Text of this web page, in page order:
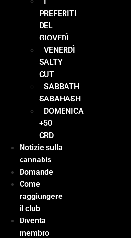
PREFERITI
DEL
GIOVEDÌ
VENERDÌ
SALTY
CUT
SABBATH
SABAHASH
DOMENICA
+50
CRD
Notizie sulla
cannabis
Domande
Come
raggiungere
il club
Diventa
membro